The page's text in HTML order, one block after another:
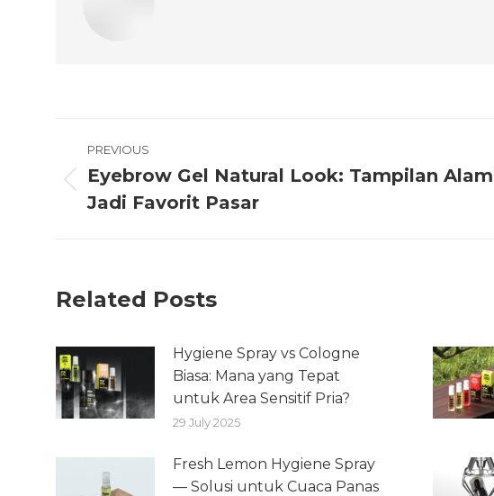
PREVIOUS
Eyebrow Gel Natural Look: Tampilan
Jadi Favorit Pasar
Related Posts
Hygiene Spray vs Cologne
Biasa: Mana yang Tepat
untuk Area Sensitif Pria?
29 July 2025
Fresh Lemon Hygiene Spray
— Solusi untuk Cuaca Panas